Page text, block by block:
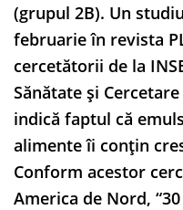
(grupul 2B). Un
februarie în revista
cercetătorii de la
Sănătate și
indică faptul că
alimente îi conțin
Conform acestor
America de Nord,